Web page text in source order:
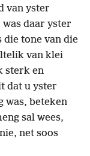
van yster
was daar yster
die tone van die
van klei
sterk en
dat u yster
was, beteken
sal wees,
net soos